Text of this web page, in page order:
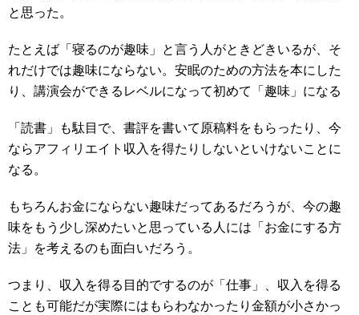
と思った。
たとえば「寝るのが趣味」と言う人がときどきいるが、そ
れだけでは趣味にならない。安眠のための方法を本にした
り、講演会ができるレベルになって初めて「趣味」になる
「読書」も駄目で、書評を書いて原稿料をもらったり、今
ならアフィリエイト収入を得たりしないといけないことに
なる。
もちろんお金にならない趣味だってあるだろうが、今の趣
味をもう少し深めたいと思っている人には「お金にする方
法」を考えるのも面白いだろう。
つまり、収入を得る目的でするのが「仕事」、収入を得る
ことも可能だが実際にはもらわなかったり金額が小さかっ